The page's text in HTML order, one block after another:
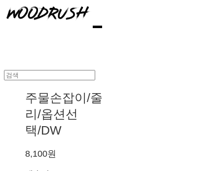
주물손잡이/줄
리/옵션선
택/DW
8,100원